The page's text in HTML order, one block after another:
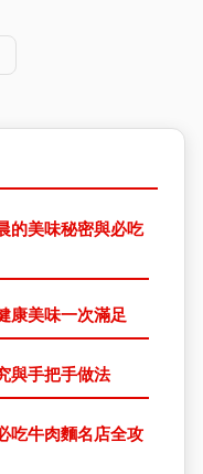
的美味秘密與必吃
康美味一次滿足
與手把手做法
吃牛肉麵名店全攻